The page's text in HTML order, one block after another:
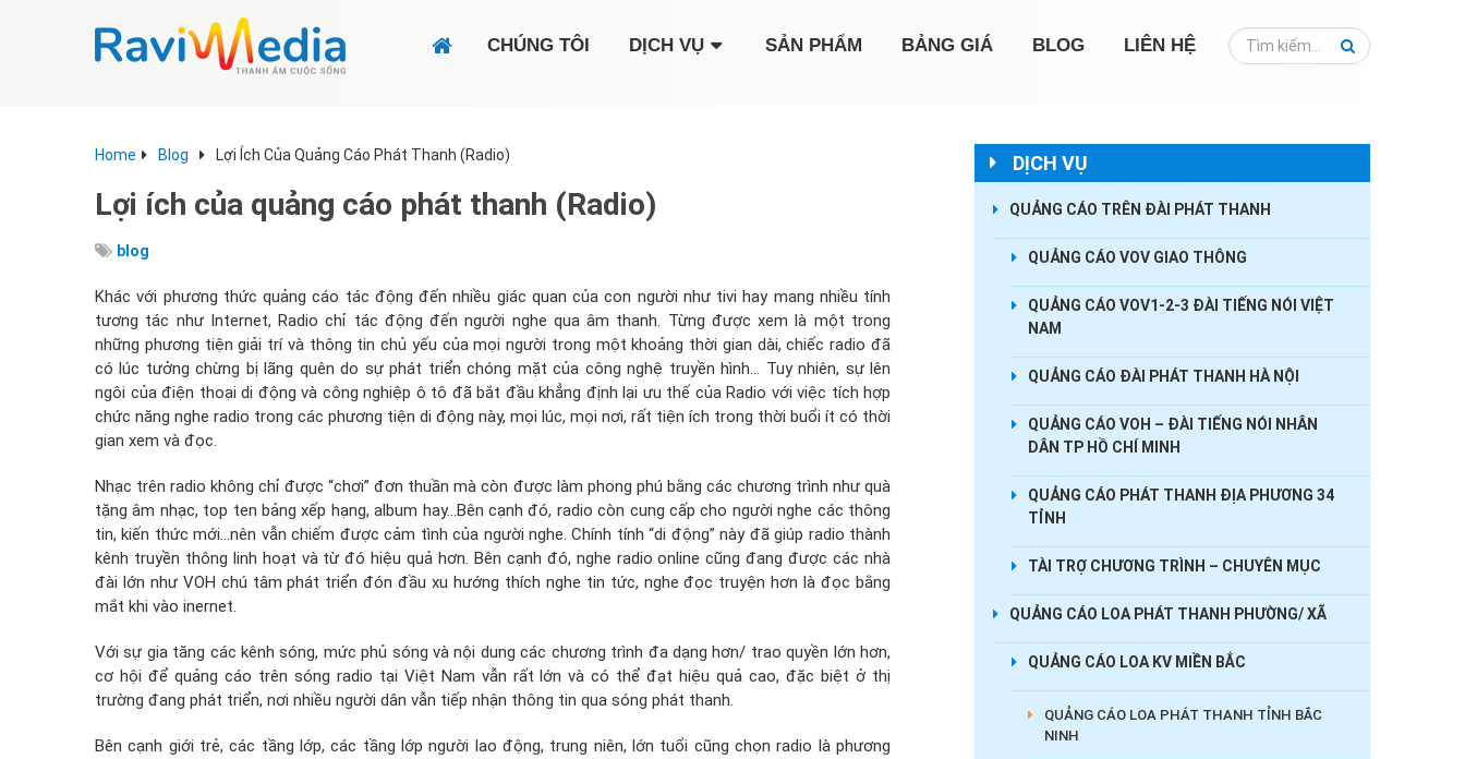
CHÚNG TÔI DỊCH VỤ SẢN PHẨM BẢNG GIÁ BLOG LIÊN HỆ
Home Blog Lợi Ích Của Quảng Cáo Phát Thanh (Radio)
Lợi ích của quảng cáo phát thanh (Radio)
blog
Khác với phương thức quảng cáo tác động đến nhiều giác quan của con người như tivi hay mang nhiều tính
tương tác như Internet, Radio chỉ tác động đến người nghe qua âm thanh. Từng được xem là một trong
những phương tiện giải trí và thông tin chủ yếu của mọi người trong một khoảng thời gian dài, chiếc radio đã
có lúc tưởng chừng bị lãng quên do sự phát triển chóng mặt của công nghệ truyền hình… Tuy nhiên, sự lên
ngôi của điện thoại di động và công nghiệp ô tô đã bắt đầu khẳng định lại ưu thế của Radio với việc tích hợp
chức năng nghe radio trong các phương tiện di động này, mọi lúc, mọi nơi, rất tiện ích trong thời buổi ít có thời
gian xem và đọc.
Nhạc trên radio không chỉ được “chơi” đơn thuần mà còn được làm phong phú bằng các chương trình như quà
tặng âm nhạc, top ten bảng xếp hạng, album hay…Bên cạnh đó, radio còn cung cấp cho người nghe các thông
tin, kiến thức mới…nên vẫn chiếm được cảm tình của người nghe. Chính tính “di động” này đã giúp radio thành
kênh truyền thông linh hoạt và từ đó hiệu quả hơn. Bên cạnh đó, nghe radio online cũng đang được các nhà
đài lớn như VOH chú tâm phát triển đón đầu xu hướng thích nghe tin tức, nghe đọc truyện hơn là đọc bằng
mắt khi vào inernet.
Với sự gia tăng các kênh sóng, mức phủ sóng và nội dung các chương trình đa dạng hơn/ trao quyền lớn hơn,
cơ hội để quảng cáo trên sóng radio tại Việt Nam vẫn rất lớn và có thể đạt hiệu quả cao, đặc biệt ở thị
trường đang phát triển, nơi nhiều người dân vẫn tiếp nhận thông tin qua sóng phát thanh.
Bên cạnh giới trẻ, các tầng lớp, các tầng lớp người lao động, trung niên, lớn tuổi cũng chọn radio là phương
DỊCH VỤ
QUẢNG CÁO TRÊN ĐÀI PHÁT THANH
QUẢNG CÁO VOV GIAO THÔNG
QUẢNG CÁO VOV1-2-3 ĐÀI TIẾNG NÓI VIỆT
NAM
QUẢNG CÁO ĐÀI PHÁT THANH HÀ NỘI
QUẢNG CÁO VOH – ĐÀI TIẾNG NÓI NHÂN
DÂN TP HỒ CHÍ MINH
QUẢNG CÁO PHÁT THANH ĐỊA PHƯƠNG 34
TỈNH
TÀI TRỢ CHƯƠNG TRÌNH – CHUYÊN MỤC
QUẢNG CÁO LOA PHÁT THANH PHƯỜNG/ XÃ
QUẢNG CÁO LOA KV MIỀN BẮC
QUẢNG CÁO LOA PHÁT THANH TỈNH BẮC
NINH